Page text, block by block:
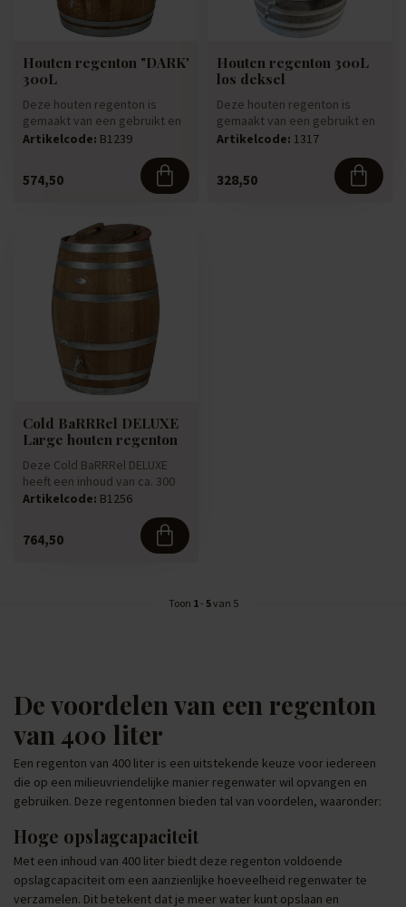
Houten regenton "DARK'
300L
Deze houten regenton is
gemaakt van een gebruikt en
authentiek 300 liter dikwand...
Artikelcode: B1239
574,50
Houten regenton 300L
los deksel
Deze houten regenton is
gemaakt van een gebruikt en
authentiek 300 liter dikwand...
Artikelcode: 1317
328,50
Cold BaRRRel DELUXE
Large houten regenton
Deze Cold BaRRRel DELUXE
heeft een inhoud van ca. 300
liter .
Artikelcode: B1256
764,50
Toon 1- 5van 5
De voordelen van een regenton
van 400 liter
Een regenton van 400 liter is een uitstekende keuze voor iedereen
die op een milieuvriendelijke manier regenwater wil opvangen en
gebruiken. Deze regentonnen bieden tal van voordelen, waaronder:
Hoge opslagcapaciteit
Met een inhoud van 400 liter biedt deze regenton voldoende
opslagcapaciteit om een aanzienlijke hoeveelheid regenwater te
verzamelen. Dit betekent dat je meer water kunt opslaan en